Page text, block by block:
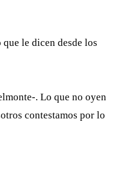
le dicen desde los
. Lo que no oyen
contestamos por lo